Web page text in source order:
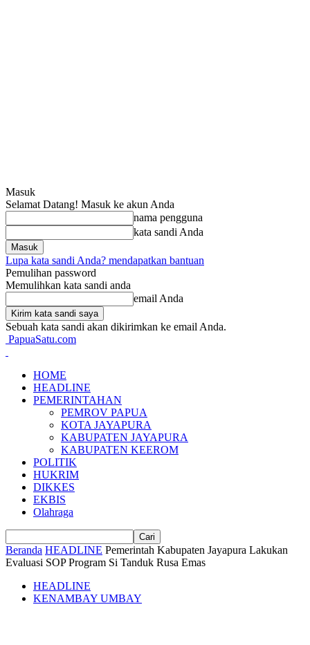
Masuk
Selamat Datang! Masuk ke akun Anda
nama pengguna
kata sandi Anda
Lupa kata sandi Anda? mendapatkan bantuan
Pemulihan password
Memulihkan kata sandi anda
email Anda
Sebuah kata sandi akan dikirimkan ke email Anda.
PapuaSatu.com
HOME
HEADLINE
PEMERINTAHAN
PEMROV PAPUA
KOTA JAYAPURA
KABUPATEN JAYAPURA
KABUPATEN KEEROM
POLITIK
HUKRIM
DIKKES
EKBIS
Olahraga
Beranda HEADLINE Pemerintah Kabupaten Jayapura Lakukan
Evaluasi SOP Program Si Tanduk Rusa Emas
HEADLINE
KENAMBAY UMBAY